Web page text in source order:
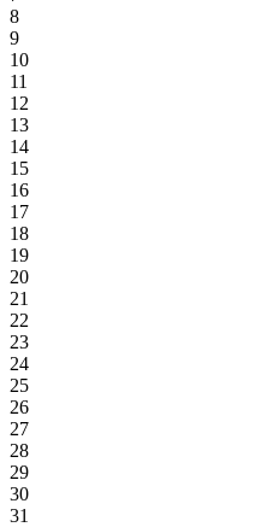
8
9
10
11
12
13
14
15
16
17
18
19
20
21
22
23
24
25
26
27
28
29
30
31